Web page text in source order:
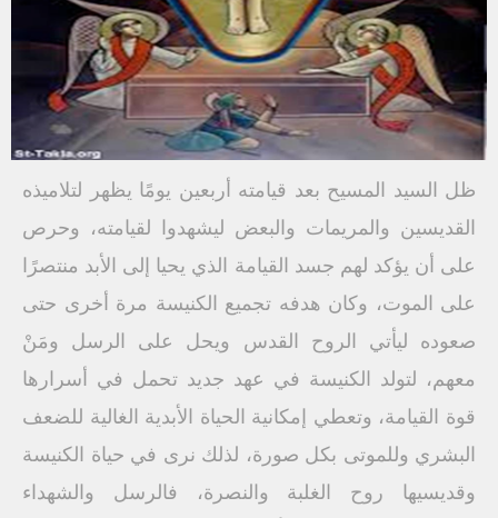
ظل السيد المسيح بعد قيامته أربعين يومًا يظهر لتلاميذه
القديسين والمريمات والبعض ليشهدوا لقيامته، وحرص
على أن يؤكد لهم جسد القيامة الذي يحيا إلى الأبد منتصرًا
على الموت، وكان هدفه تجميع الكنيسة مرة أخرى حتى
صعوده ليأتي الروح القدس ويحل على الرسل ومَنْ
معهم، لتولد الكنيسة في عهد جديد تحمل في أسرارها
قوة القيامة، وتعطي إمكانية الحياة الأبدية الغالية للضعف
البشري وللموتى بكل صورة، لذلك نرى في حياة الكنيسة
وقديسيها روح الغلبة والنصرة، فالرسل والشهداء